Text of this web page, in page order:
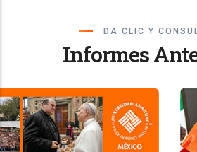
DA CLIC Y
Informes